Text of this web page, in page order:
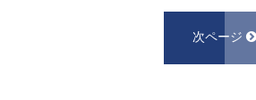
次ページ